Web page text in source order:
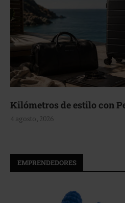
Aerie, texturas que fluyen
4 agosto, 2026
EMPRENDEDORES